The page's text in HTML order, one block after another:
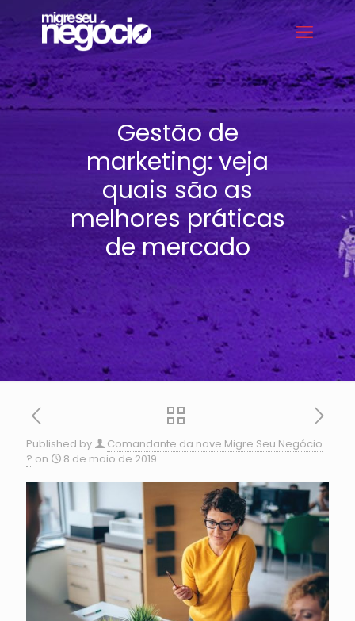
Gestão de
marketing: veja
quais são as
melhores práticas
de mercado
Published by
Comandante da nave Migre Seu Negócio
? on 8 de maio de 2019